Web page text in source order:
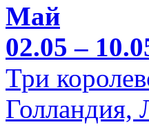
Май
02.05 –
Три
Голландия,